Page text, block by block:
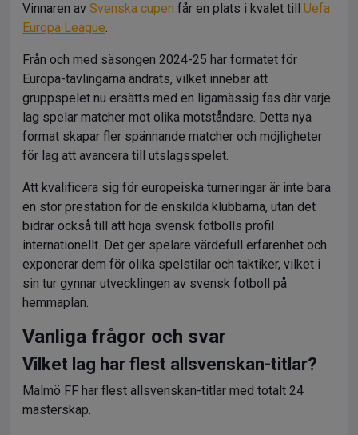
Vinnaren av Svenska cupen får en plats i kvalet till Uefa
Europa League.
Från och med säsongen 2024-25 har formatet för
Europa-tävlingarna ändrats, vilket innebär att
gruppspelet nu ersätts med en ligamässig fas där varje
lag spelar matcher mot olika motståndare. Detta nya
format skapar fler spännande matcher och möjligheter
för lag att avancera till utslagsspelet.
Att kvalificera sig för europeiska turneringar är inte bara
en stor prestation för de enskilda klubbarna, utan det
bidrar också till att höja svensk fotbolls profil
internationellt. Det ger spelare värdefull erfarenhet och
exponerar dem för olika spelstilar och taktiker, vilket i
sin tur gynnar utvecklingen av svensk fotboll på
hemmaplan.
Vanliga frågor och svar
Vilket lag har flest allsvenskan-titlar?
Malmö FF har flest allsvenskan-titlar med totalt 24
mästerskap.